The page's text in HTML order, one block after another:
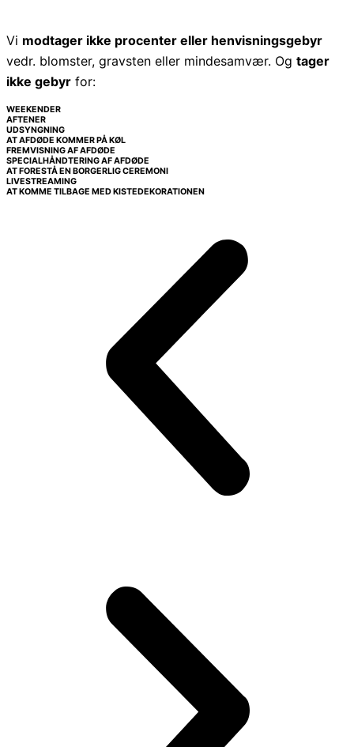
Vi modtager ikke procenter eller henvisningsgebyr
vedr. blomster, gravsten eller mindesamvær. Og tager
ikke gebyr for:
WEEKENDER
AFTENER
UDSYNGNING
AT AFDØDE KOMMER PÅ KØL
FREMVISNING AF AFDØDE
SPECIALHÅNDTERING AF AFDØDE
AT FORESTÅ EN BORGERLIG CEREMONI
LIVESTREAMING
AT KOMME TILBAGE MED KISTEDEKORATIONEN